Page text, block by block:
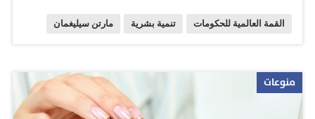
الوزراء حاكم دبي «لتخصيص أربع وزارات للتسامح والسعادة
والشباب والمستقبل». وقال سيليغمان، وهو أستاذ علم النفس
القمة العالمية للحكومات تنمية بشرية مارتن سيليغمان
منوعات